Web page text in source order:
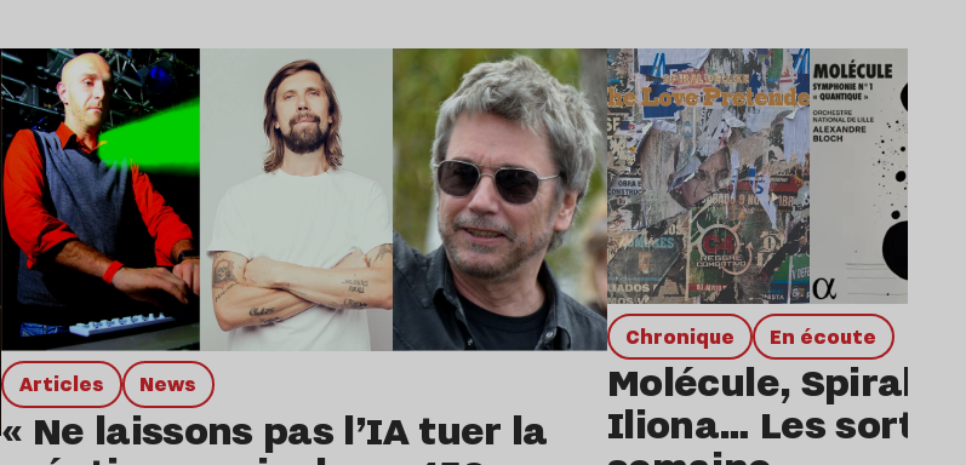
Articles news
« Ne laissons pas l’IA tuer la
chronique en écoute
Molécule, Spiral
Iliona… Les
Lire l’article Lire l’article